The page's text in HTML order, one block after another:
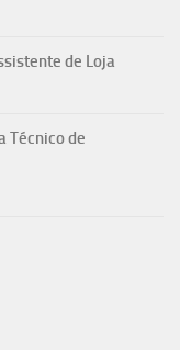
de Loja
Técnico de